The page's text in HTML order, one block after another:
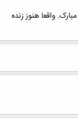
واقعا هنوز زنده